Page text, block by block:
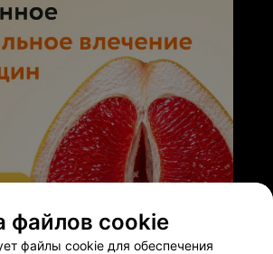
НА САЙТЕ
файлов cookie
файлы cookie для обеспечения